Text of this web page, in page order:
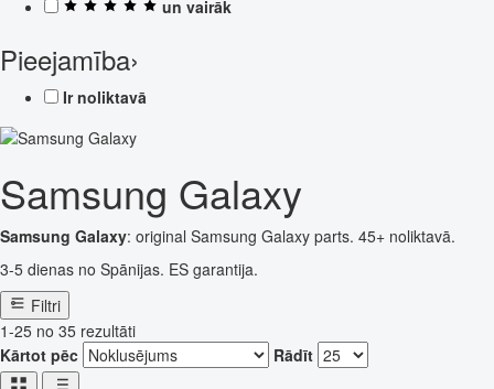
un vairāk
Pieejamība›
Ir noliktavā
Samsung Galaxy
Samsung Galaxy: original Samsung Galaxy parts. 45+ noliktavā.
3-5 dienas no Spānijas. ES garantija.
Filtri
1-25 no 35 rezultāti
Kārtot pēc
Rādīt